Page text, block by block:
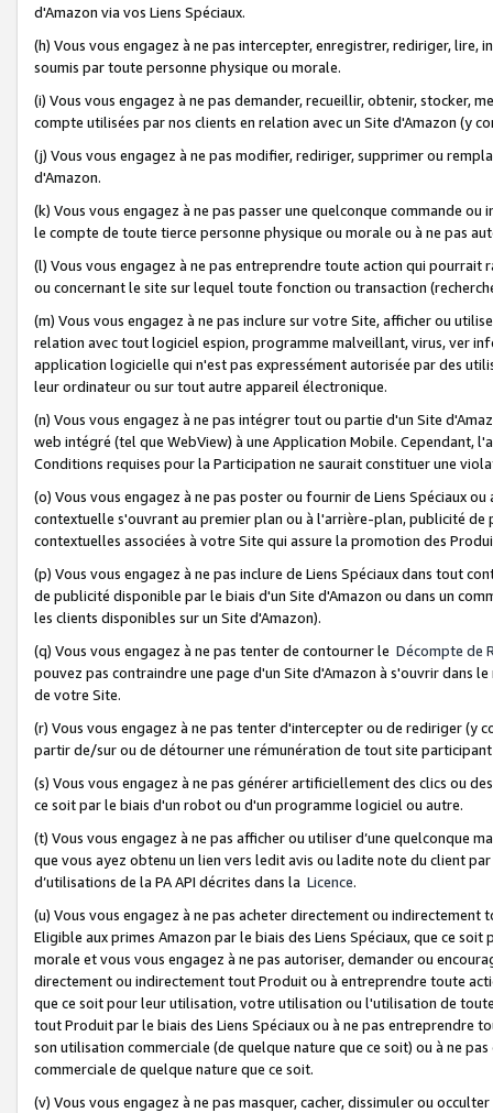
d'Amazon via vos Liens Spéciaux.
(h) Vous vous engagez à ne pas intercepter, enregistrer, rediriger,
soumis par toute personne physique ou morale.
(i) Vous vous engagez à ne pas demander, recueillir, obtenir, stocker,
compte utilisées par nos clients en relation avec un Site d'Amazon (y
(j) Vous vous engagez à ne pas modifier, rediriger, supprimer ou
d'Amazon.
(k) Vous vous engagez à ne pas passer une quelconque commande
le compte de toute tierce personne physique ou morale ou à ne pas
(l) Vous vous engagez à ne pas entreprendre toute action qui
ou concernant le site sur lequel toute fonction ou transaction
(m) Vous vous engagez à ne pas inclure sur votre Site, afficher ou
relation avec tout logiciel espion, programme malveillant, virus, ver
application logicielle qui n'est pas expressément autorisée par des
leur ordinateur ou sur tout autre appareil électronique.
(n) Vous vous engagez à ne pas intégrer tout ou partie d'un Site
web intégré (tel que WebView) à une Application Mobile. Cependant,
Conditions requises pour la Participation ne saurait constituer une
(o) Vous vous engagez à ne pas poster ou fournir de Liens Spéciaux
contextuelle s'ouvrant au premier plan ou à l'arrière-plan, publicité
contextuelles associées à votre Site qui assure la promotion des
(p) Vous vous engagez à ne pas inclure de Liens Spéciaux dans tout
de publicité disponible par le biais d'un Site d'Amazon ou dans un
les clients disponibles sur un Site d'Amazon).
(q) Vous vous engagez à ne pas tenter de contourner le Décompte de
pouvez pas contraindre une page d'un Site d'Amazon à s'ouvrir dans
de votre Site.
(r) Vous vous engagez à ne pas tenter d'intercepter ou de rediriger
partir de/sur ou de détourner une rémunération de tout site
(s) Vous vous engagez à ne pas générer artificiellement des clics ou
ce soit par le biais d'un robot ou d'un programme logiciel ou autre.
(t) Vous vous engagez à ne pas afficher ou utiliser d’une quelconque
que vous ayez obtenu un lien vers ledit avis ou ladite note du client
d’utilisations de la PA API décrites dans la Licence.
(u) Vous vous engagez à ne pas acheter directement ou
Eligible aux primes Amazon par le biais des Liens Spéciaux, que ce
morale et vous vous engagez à ne pas autoriser, demander ou
directement ou indirectement tout Produit ou à entreprendre toute
que ce soit pour leur utilisation, votre utilisation ou l'utilisation de
tout Produit par le biais des Liens Spéciaux ou à ne pas entreprendre
son utilisation commerciale (de quelque nature que ce soit) ou à ne
commerciale de quelque nature que ce soit.
(v) Vous vous engagez à ne pas masquer, cacher, dissimuler ou